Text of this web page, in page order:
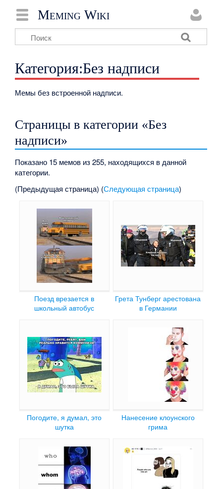
Meming Wiki
Категория:Без надписи
Мемы без встроенной надписи.
Страницы в категории «Без
надписи»
Показано 15 мемов из 255, находящихся в данной
категории.
(Предыдущая страница) (Следующая страница)
Поезд врезается в
школьный автобус
Грета Тунберг арестована
в Германии
Погодите, я думал, это
шутка
Нанесение клоунского
грима